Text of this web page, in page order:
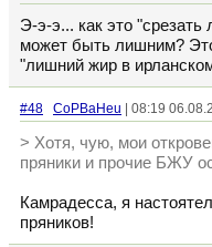
Э-э-э... как это
может быть лишним?
"лишний жир в
#48 CoPBaHeu | 08:19
> Хотя, чую, мои
пряники и прочие БЖУ
Камрадесса, я
пряников!